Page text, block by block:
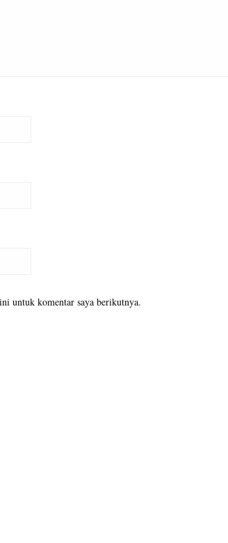
untuk komentar saya berikutnya.